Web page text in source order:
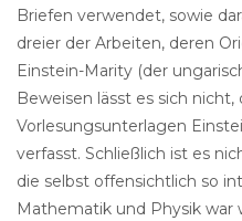
Briefen verwendet, sowie
dreier der Arbeiten, deren
Einstein-Marity (der
Beweisen lässt es sich nicht,
Vorlesungsunterlagen
verfasst. Schließlich ist es
die selbst offensichtlich so
Mathematik und Physik war